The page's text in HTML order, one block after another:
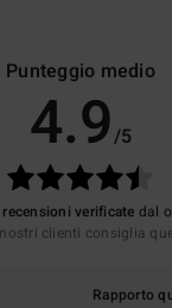
Punteggio medio
4.9/5
recensioni verificate dal
clienti consiglia
Rapporto